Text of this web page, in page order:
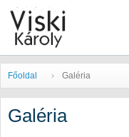
Főoldal Galéria
Galéria